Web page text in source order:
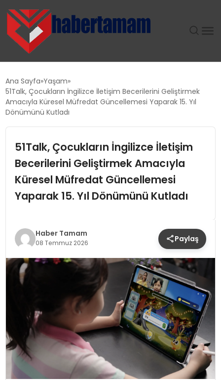
TEKNOLOJI
SPOR
SAĞLIK
EKONOMI
MAGAZIN
SIYASET
EĞITIM
YAŞAM
Ana Sayfa Yaşam
51Talk, Çocukların İngilizce İletişim Becerilerini Geliştirmek
Amacıyla Küresel Müfredat Güncellemesi Yaparak 15. Yıl
Dönümünü Kutladı
51Talk, Çocukların İngilizce İletişim
Becerilerini Geliştirmek Amacıyla
Küresel Müfredat Güncellemesi
Yaparak 15. Yıl Dönümünü Kutladı
Haber Tamam
08 Temmuz 2026 Paylaş